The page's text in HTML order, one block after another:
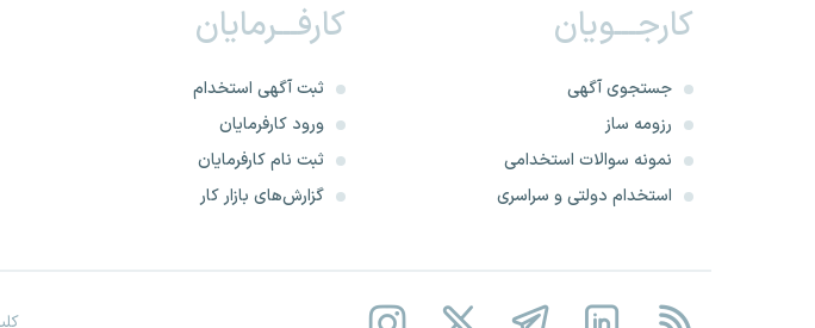
دانشگاه علوم پزشکی قزوین
دانشگاه علوم پزشکی بیرجند
دانشگاه علوم پزشکی زنجان
کارجـــویان
جستجوی آگهی
رزومه ساز
نمونه سوالات استخدامی
استخدام دولتی و سراسری
کارفـــرمایان
ثبت آگهی استخدام
ورود کارفرمایان
ثبت نام کارفرمایان
گزارش‌های بازار کار